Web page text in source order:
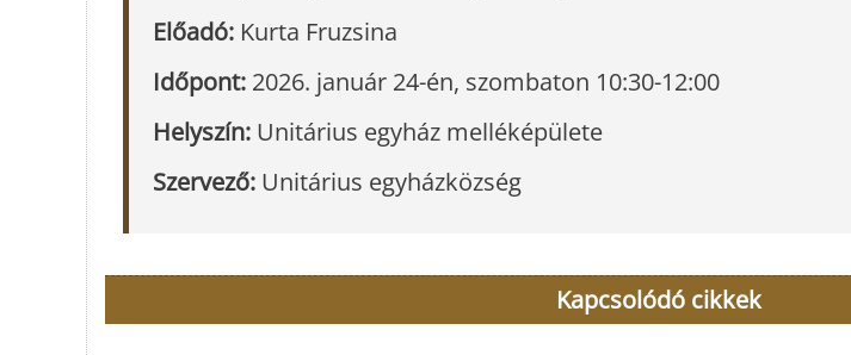
Előadó: Kurta Fruzsina
Időpont: 2026. január 24-én, szombaton 10:30-12:00
Helyszín: Unitárius egyház melléképülete
Szervező: Unitárius egyházközség
Kapcsolódó cikkek